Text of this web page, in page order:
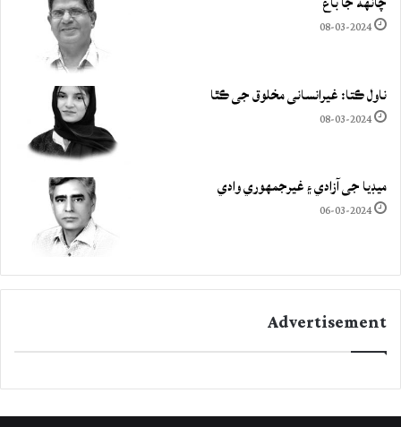
08-03-2024
ناول ڪتا: غيرانساني مخلوق جي ڪٿا
08-03-2024
ميڊيا جي آزادي ۽ غيرجمھوري وادي
06-03-2024
Advertisement